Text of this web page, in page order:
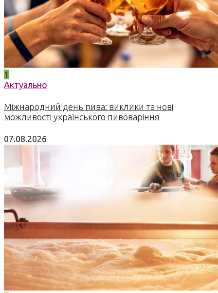
1
Актуально
Міжнародний день пива: виклики та нові
можливості українського пивоваріння
07.08.2026